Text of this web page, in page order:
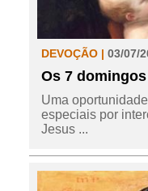
DEVOÇÃO | 03/07/
Os 7
Uma
especiais por
Jesus ...